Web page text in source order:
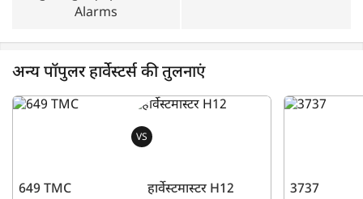
Alarms
अन्य पॉपुलर हार्वेस्टर्स की तुलनाएं
VS
649 TMC
हार्वेस्टमास्टर H12
3737